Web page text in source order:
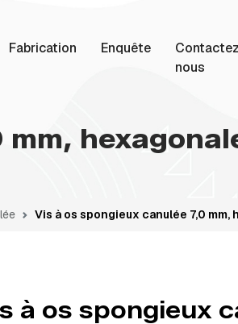
Fabrication Enquête
Contactez
nous
Vis à os spongieux canulée 7,0 mm,
à os spongieux